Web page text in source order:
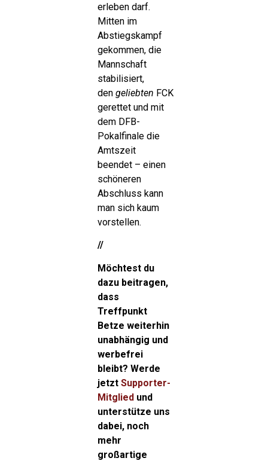
erleben darf.
Mitten im
Abstiegskampf
gekommen, die
Mannschaft
stabilisiert,
den geliebten FCK
gerettet und mit
dem DFB-
Pokalfinale die
Amtszeit
beendet – einen
schöneren
Abschluss kann
man sich kaum
vorstellen.
//
Möchtest du
dazu beitragen,
dass
Treffpunkt
Betze weiterhin
unabhängig und
werbefrei
bleibt? Werde
jetzt Supporter-
Mitgliedund
unterstütze uns
dabei, noch
mehr
großartige